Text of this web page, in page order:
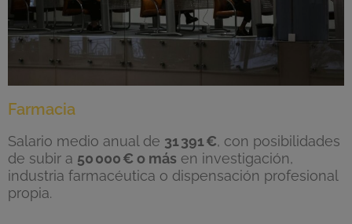
Farmacia
Salario medio anual de 31391€, con posibilidades
de subir a 50000€ o más en investigación,
industria farmacéutica o dispensación profesional
propia.